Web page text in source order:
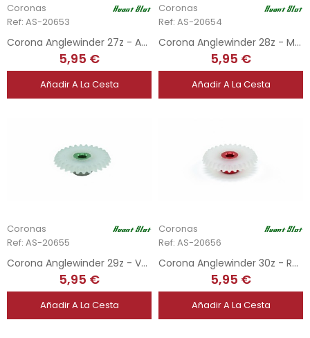
Coronas
Ref: AS-20653
Corona Anglewinder 27z - Azul Claro
5,95 €
Añadir A La Cesta
Coronas
Ref: AS-20654
Corona Anglewinder 28z - Morado
5,95 €
Añadir A La Cesta
Coronas
Ref: AS-20655
Corona Anglewinder 29z - Verde
5,95 €
Añadir A La Cesta
Coronas
Ref: AS-20656
Corona Anglewinder 30z - Rojo
5,95 €
Añadir A La Cesta